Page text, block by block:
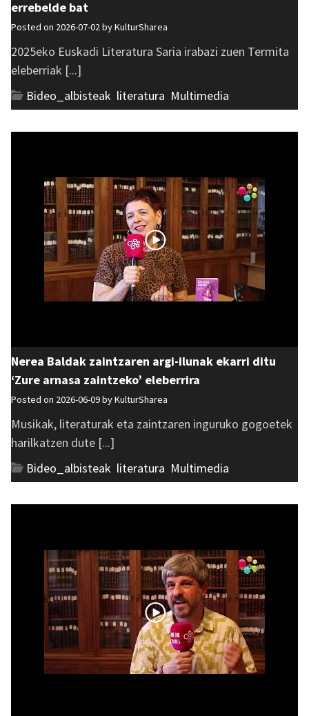
errebelde bat
Posted on 2026-07-02 byKulturSharea
2025eko Euskadi Literatura Saria irabazi zuen Termita
eleberriak [...]
Bideo_albisteak literatura Multimedia
Nerea Baldak zaintzaren argi-ilunak ekarri ditu
‘Zure arnasa zaintzeko’ eleberrira
Posted on 2026-06-09 byKulturSharea
Musikak, literaturak eta zaintzaren inguruko gogoetek
harilkatzen dute [...]
Bideo_albisteak literatura Multimedia